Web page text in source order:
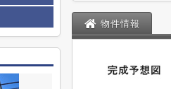
物件情報